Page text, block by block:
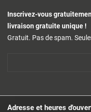
Inscrivez-vous
livraison gratuite unique !
Gratuit. Pas de spam.
Adresse et heures